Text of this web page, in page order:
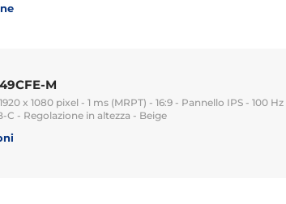
M
x 1080 pixel - 1 ms (MRPT) - 16:9 - Pannello IPS - 100 Hz
- Regolazione in altezza - Beige